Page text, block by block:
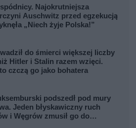
Najokrutniejsza
Auschwitz przed egzekucją
„Niech żyje Polska!”
do śmierci większej liczby
Hitler i Stalin razem wzięci.
czczą go jako bohatera
podszedł pod mury
Jeden błyskawiczny ruch
i Węgrów zmusił go do